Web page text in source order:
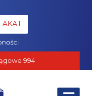
994